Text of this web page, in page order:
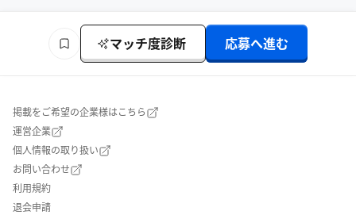
マッチ度診断 応募へ進む
掲載をご希望の企業様はこちら
運営企業
個人情報の取り扱い
お問い合わせ
利用規約
退会申請